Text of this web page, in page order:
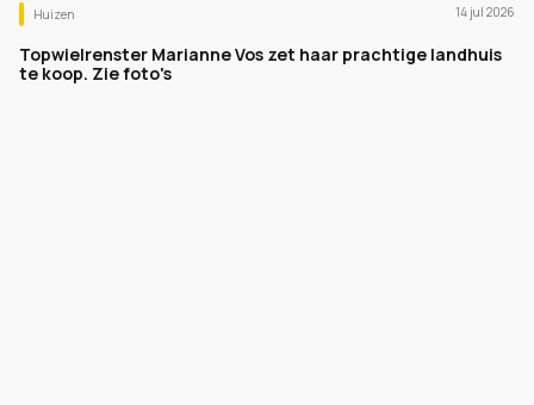
Huizen 14 jul 2026
Topwielrenster Marianne Vos zet haar prachtige landhuis
te koop. Zie foto's